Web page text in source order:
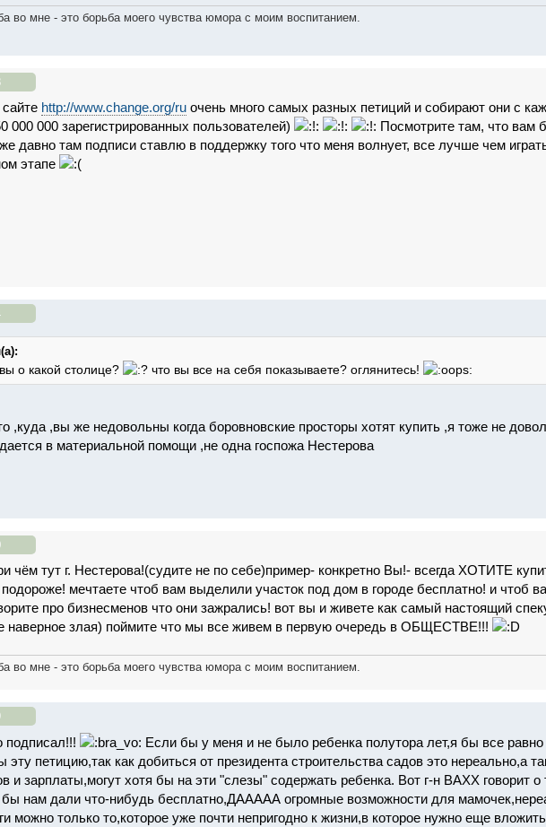
во мне - это борьба моего чувства юмора с моим воспитанием.
http://www.change.org/ru очень много самых разных петиций и собирают они с
000 000 зарегистрированных пользователей)
Посмотрите там, что вам
давно там подписи ставлю в поддержку того что меня волнует, все лучше чем
этапе
о какой столице? что вы все на себя показываете? оглянитесь!
,куда ,вы же недовольны когда боровновские просторы хотят купить ,я тоже не
в материальной помощи ,не одна госпожа Нестерова
чём тут г. Нестерова!(судите не по себе)пример- конкретно Вы!- всегда ХОТИТЕ
подороже! мечтаете чтоб вам выделили участок под дом в городе бесплатно! и чтоб
про бизнесменов что они зажрались! вот вы и живете как самый настоящий
наверное злая) поймите что мы все живем в первую очередь в ОБЩЕСТВЕ!!!
во мне - это борьба моего чувства юмора с моим воспитанием.
Если бы у меня и не было ребенка полутора лет,я бы все
эту петицию,так как добиться от президента строительства садов это нереально,а
и зарплаты,могут хотя бы на эти "слезы" содержать ребенка. Вот г-н ВАХХ говорит
бы нам дали что-нибудь бесплатно,ДААААА огромные возможности для
можно только то,которое уже почти непригодно к жизни,в которое нужно еще